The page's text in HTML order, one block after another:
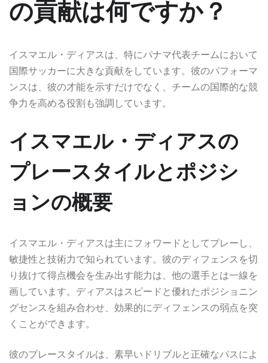
の貢献は何ですか？
イスマエル・ディアスは、特にパナマ代表チームにおいて
国際サッカーに大きな貢献をしています。彼のパフォーマ
ンスは、彼の才能を示すだけでなく、チームの国際的な競
争力を高める役割も強調しています。
イスマエル・ディアスの
プレースタイルとポジシ
ョンの概要
イスマエル・ディアスは主にフォワードとしてプレーし、
敏捷性と技術力で知られています。彼のディフェンスを切
り抜けて得点機会を生み出す能力は、他の選手とは一線を
画しています。ディアスはスピードと優れたポジショニン
グセンスを組み合わせ、効果的にディフェンスの弱点を突
くことができます。
彼のプレースタイルは、素早いドリブルと正確なパスによ